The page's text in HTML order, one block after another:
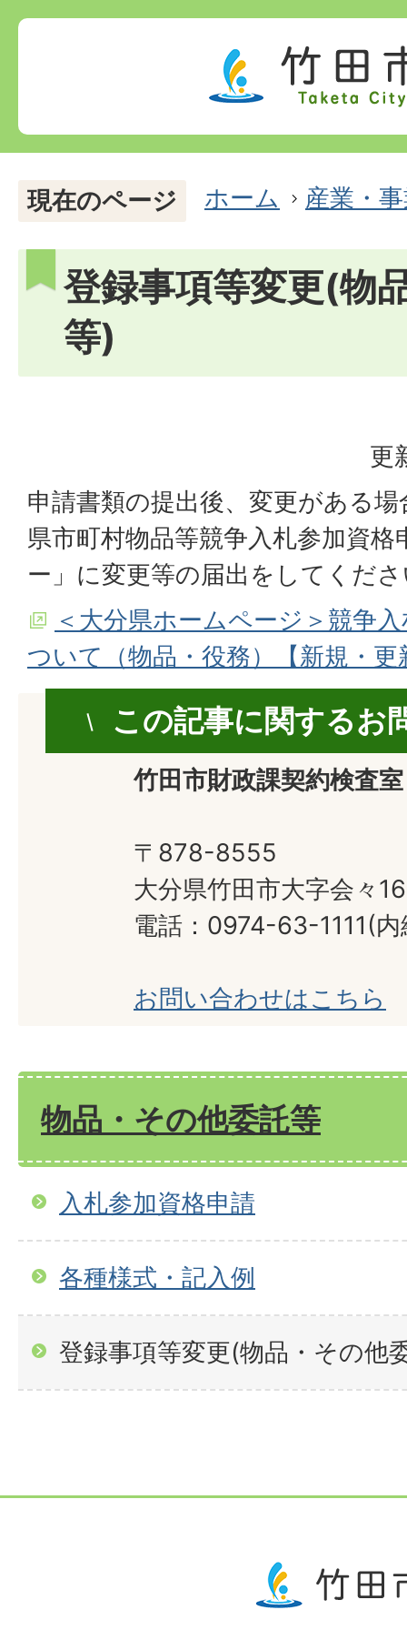
現在のページ ホーム 産業・
登録事項等変更(物
等)
更
申請書類の提出後、変更がある
県市町村物品等競争入札参加資
ー」に変更等の届出をしてくだ
＜大分県ホームページ＞競争
ついて（物品・役務）【新規・更
この記事に関するお
竹田市財政課契約検査室
〒878-8555
大分県竹田市大字会々
電話：0974-63-1111(
お問い合わせはこちら
物品・その他委託等
入札参加資格申請
各種様式・記入例
登録事項等変更(物品・その他